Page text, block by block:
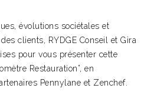
évolutions sociétales et
clients, RYDGE Conseil et Gira
pour vous présenter cette
Restauration”, en
Pennylane et Zenchef.